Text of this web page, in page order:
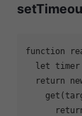
function
let timer
return